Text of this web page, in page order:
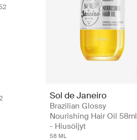
Sol de Janeiro
Brazilian Glossy
Nourishing Hair Oil 58ml
- Hiusöljyt
58 ML